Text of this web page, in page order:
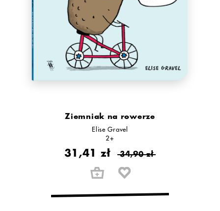
Ziemniak na rowerze
Elise Gravel
2+
31,41 zł 34,90 zł